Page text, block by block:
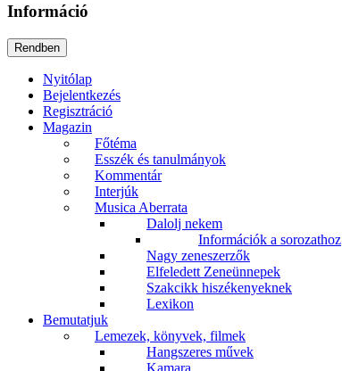
Információ
Nyitólap
Bejelentkezés
Regisztráció
Magazin
Főtéma
Esszék és tanulmányok
Kommentár
Interjúk
Musica Aberrata
Dalolj nekem
Információk a sorozathoz
Nagy zeneszerzők
Elfeledett Zeneünnepek
Szakcikk hiszékenyeknek
Lexikon
Bemutatjuk
Lemezek, könyvek, filmek
Hangszeres művek
Kamara